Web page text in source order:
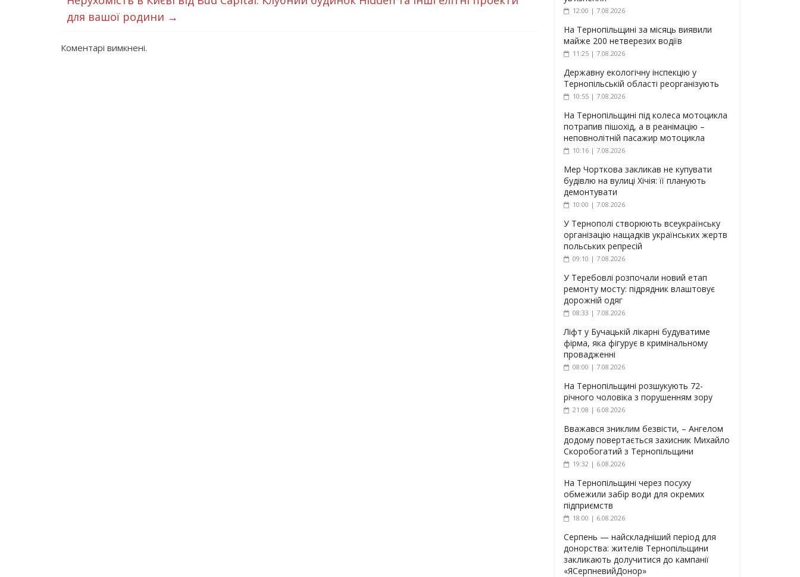
для вашої родини →
Коментарі вимкнені.
12:00 | 7.08.2026
На Тернопільщині за місяць виявили
майже 200 нетверезих водіїв
11:25 | 7.08.2026
Державну екологічну інспекцію у
Тернопільській області реорганізують
10:55 | 7.08.2026
На Тернопільщині під колеса мотоцикла
потрапив пішохід, а в реанімацію –
неповнолітній пасажир мотоцикла
10:16 | 7.08.2026
Мер Чорткова закликав не купувати
будівлю на вулиці Хічія: її планують
демонтувати
10:00 | 7.08.2026
У Тернополі створюють всеукраїнську
організацію нащадків українських жертв
польських репресій
09:10 | 7.08.2026
У Теребовлі розпочали новий етап
ремонту мосту: підрядник влаштовує
дорожній одяг
08:33 | 7.08.2026
Ліфт у Бучацькій лікарні будуватиме
фірма, яка фігурує в кримінальному
провадженні
08:00 | 7.08.2026
На Тернопільщині розшукують 72-
річного чоловіка з порушенням зору
21:08 | 6.08.2026
Вважався зниклим безвісти, – Ангелом
додому повертається захисник Михайло
Скоробогатий з Тернопільщини
19:32 | 6.08.2026
На Тернопільщині через посуху
обмежили забір води для окремих
підприємств
18:00 | 6.08.2026
Серпень — найскладніший період для
донорства: жителів Тернопільщини
закликають долучитися до кампанії
«ЯСерпневийДонор»